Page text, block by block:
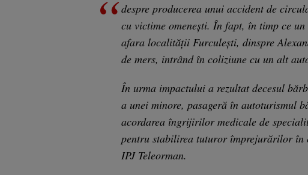
despre producerea unui accident de
cu victime omenești. În fapt, în timp ce
afara localității Furculești, dinspre
de mers, intrând în coliziune cu un alt
În urma impactului a rezultat decesul
a unei minore, pasageră în autoturismul
acordarea îngrijirilor medicale de
pentru stabilirea tuturor împrejurărilor în
IPJ Teleorman.